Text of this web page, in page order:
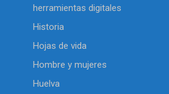
herramientas digitales
Historia
Hojas de vida
Hombre y mujeres
Huelva